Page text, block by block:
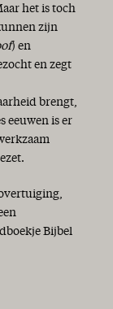
het is toch
zijn
) en
en zegt
brengt,
eeuwen is er
Bijbel